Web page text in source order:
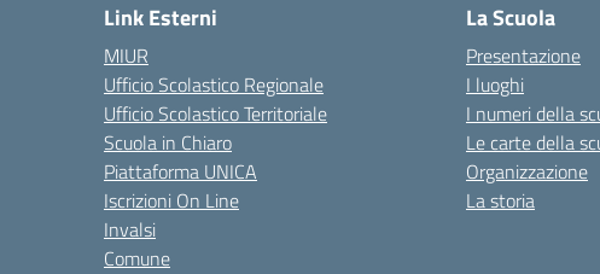
Link Esterni
MIUR
Ufficio Scolastico Regionale
Ufficio Scolastico Territoriale
Scuola in Chiaro
Piattaforma UNICA
Iscrizioni On Line
Invalsi
Comune
La Scuola
Presentazione
I luoghi
I numeri della
Le carte della
Organizzazione
La storia